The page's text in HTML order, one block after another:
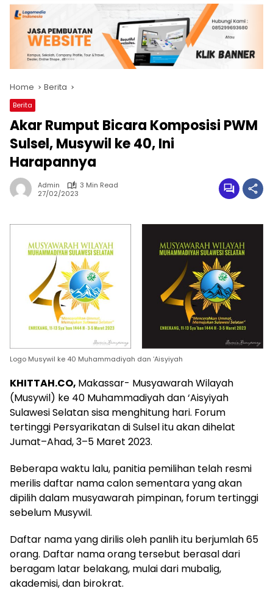
Home Berita
Berita
Akar Rumput Bicara Komposisi PWM
Sulsel, Musywil ke 40, Ini
Harapannya
Admin
3 Min Read
27/02/2023
Logo Musywil ke 40 Muhammadiyah dan ‘Aisyiyah
KHITTAH.CO, Makassar- Musyawarah Wilayah
(Musywil) ke 40 Muhammadiyah dan ‘Aisyiyah
Sulawesi Selatan sisa menghitung hari. Forum
tertinggi Persyarikatan di Sulsel itu akan dihelat
Jumat–Ahad, 3–5 Maret 2023.
Beberapa waktu lalu, panitia pemilihan telah resmi
merilis daftar nama calon sementara yang akan
dipilih dalam musyawarah pimpinan, forum tertinggi
sebelum Musywil.
Daftar nama yang dirilis oleh panlih itu berjumlah 65
orang. Daftar nama orang tersebut berasal dari
beragam latar belakang, mulai dari mubalig,
akademisi, dan birokrat.